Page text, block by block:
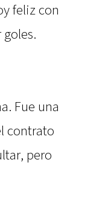
feliz con
Fue una
contrato
pero